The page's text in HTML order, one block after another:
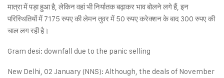
मात्रा में पड़ा हुआ है, लेकिन वहां भी निर्यातक बढ़ाकर भाव बोलने लगे हैं, इन
परिस्थितियों में 7175 रुपए की लेमन तुवर में 50 रुपए करेक्शन के बाद 300 रुपए की
चाल लग रही है।
Gram desi: downfall due to the panic selling
New Delhi, 02 January (NNS): Although, the deals of November